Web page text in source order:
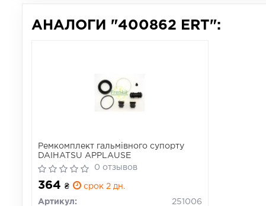
АНАЛОГИ "400862 ERT":
Ремкомплект гальмівного супорту
DAIHATSU APPLAUSE
0 отзывов
364 ₴ срок 2 дн.
Артикул:
251006